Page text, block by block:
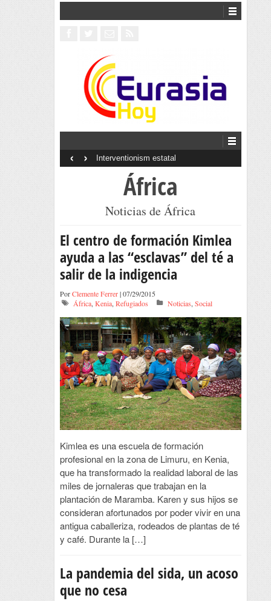
Interventionism estatal
‹ ›
África
Noticias de África
El centro de formación Kimlea
ayuda a las “esclavas” del té a
salir de la indigencia
PorClemente Ferrer| 07/29/2015
África, Kenia, Refugiados Noticias, Social
Kimlea es una escuela de formación
profesional en la zona de Limuru, en Kenia,
que ha transformado la realidad laboral de las
miles de jornaleras que trabajan en la
plantación de Maramba. Karen y sus hijos se
consideran afortunados por poder vivir en una
antigua caballeriza, rodeados de plantas de té
y café. Durante la […]
La pandemia del sida, un acoso
que no cesa